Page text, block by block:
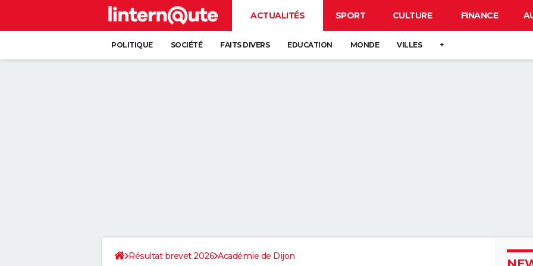
ACTUALITÉS SPORT CULTURE FINANCE
POLITIQUE SOCIÉTÉ FAITS DIVERS EDUCATION MONDE VILLES +
Résultat brevet 2026 Académie de Dijon